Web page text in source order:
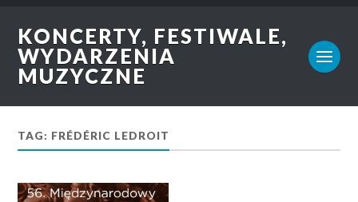
KONCERTY, FESTIWALE,
WYDARZENIA
MUZYCZNE
TAG: FRÉDÉRIC LEDROIT